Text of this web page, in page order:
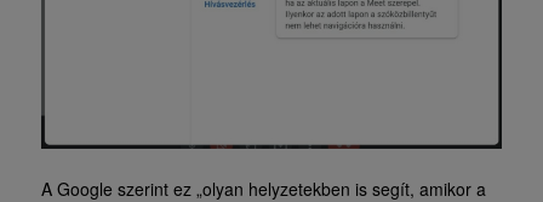
A Google szerint ez „olyan helyzetekben is segít, amikor a